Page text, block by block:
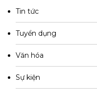
Tin tức
Tuyển dụng
Văn hóa
Sự kiện